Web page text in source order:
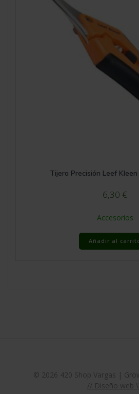
Tijera Precisión Leef
6,30 €
Accesorios
Añadir al
© 2026 420 Shop Vargas |
// Diseño web